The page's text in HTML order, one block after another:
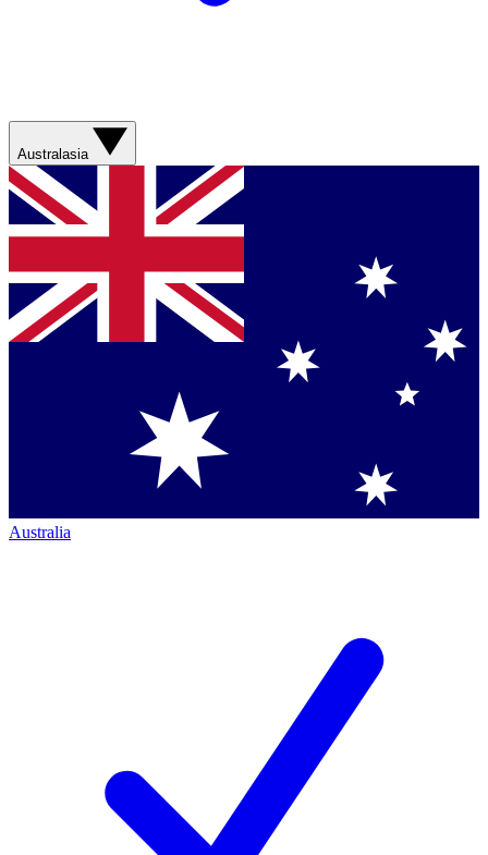
Australasia
Australia